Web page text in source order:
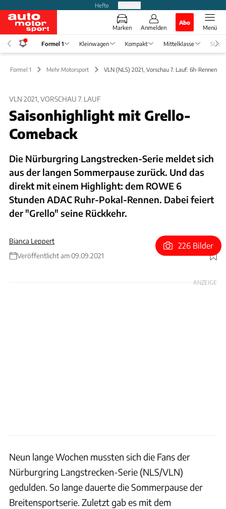
Hefte
Marken Anmelden
Abo
Menü
Formel 1 Kleinwagen Kompakt Mittelklasse SUV
Formel 1 Mehr Motorsport VLN (NLS) 2021, Vorschau 7. Lauf: 6h-Rennen
VLN 2021, VORSCHAU 7. LAUF
Saisonhighlight mit Grello-
Comeback
Die Nürburgring Langstrecken-Serie meldet sich
aus der langen Sommerpause zurück. Und das
direkt mit einem Highlight: dem ROWE 6
Stunden ADAC Ruhr-Pokal-Rennen. Dabei feiert
der "Grello" seine Rückkehr.
Bianca Leppert
Veröffentlicht am 09.09.2021
Foto: Stefan Baldauf
226 Bilder
ANZEIGE
Neun lange Wochen mussten sich die Fans der
Nürburgring Langstrecken-Serie (NLS/VLN)
gedulden. So lange dauerte die Sommerpause der
Breitensportserie. Zuletzt gab es mit dem